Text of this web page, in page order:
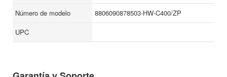
Número de modelo
8806090878503-HW-C400/ZP
UPC